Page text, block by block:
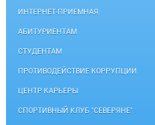
ИНТЕРНЕТ-ПРИЕМНАЯ
АБИТУРИЕНТАМ
СТУДЕНТАМ
ПРОТИВОДЕЙСТВИЕ КОРРУПЦИИ
ЦЕНТР КАРЬЕРЫ
СПОРТИВНЫЙ КЛУБ "СЕВЕРЯНЕ"